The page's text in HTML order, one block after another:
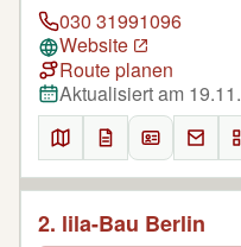
030 31991096
Website
Route planen
Aktualisiert am
2. lila-Bau Berlin